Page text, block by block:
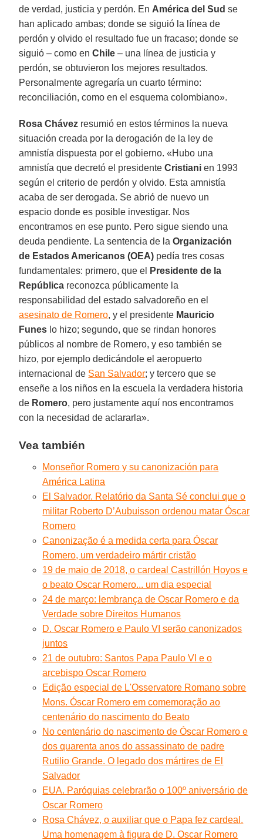
de verdad, justicia y perdón. En América del Sud se
han aplicado ambas; donde se siguió la línea de
perdón y olvido el resultado fue un fracaso; donde se
siguió – como enChile – una línea de justicia y
perdón, se obtuvieron los mejores resultados.
Personalmente agregaría un cuarto término:
reconciliación, como en el esquema colombiano».
Rosa Chávez resumió en estos términos la nueva
situación creada por la derogación de la ley de
amnistía dispuesta por el gobierno. «Hubo una
amnistía que decretó el presidenteCristiani en 1993
según el criterio de perdón y olvido. Esta amnistía
acaba de ser derogada. Se abrió de nuevo un
espacio donde es posible investigar. Nos
encontramos en ese punto. Pero sigue siendo una
deuda pendiente. La sentencia de laOrganización
de Estados Americanos (OEA) pedía tres cosas
fundamentales: primero, que el
Presidente de la
República reconozca públicamente la
responsabilidad del estado salvadoreño en el
asesinato de Romero, y el presidente Mauricio
Funes lo hizo; segundo, que se rindan honores
públicos al nombre de Romero, y eso también se
hizo, por ejemplo dedicándole el aeropuerto
internacional de San Salvador; y tercero que se
enseñe a los niños en la escuela la verdadera historia
de Romero, pero justamente aquí nos encontramos
con la necesidad de aclararla».
Vea también
Monseñor Romero y su canonización para
América Latina
El Salvador. Relatório da Santa Sé conclui que o
militar Roberto D’Aubuisson ordenou matar Óscar
Romero
Canonização é a medida certa para Óscar
Romero, um verdadeiro mártir cristão
19 de maio de 2018, o cardeal Castrillón Hoyos e
o beato Oscar Romero... um dia especial
24 de março: lembrança de Oscar Romero e da
Verdade sobre Direitos Humanos
D. Oscar Romero e Paulo VI serão canonizados
juntos
21 de outubro: Santos Papa Paulo VI e o
arcebispo Oscar Romero
Edição especial de L'Osservatore Romano sobre
Mons. Óscar Romero em comemoração ao
centenário do nascimento do Beato
No centenário do nascimento de Óscar Romero e
dos quarenta anos do assassinato de padre
Rutilio Grande. O legado dos mártires de El
Salvador
EUA. Paróquias celebrarão o 100º aniversário de
Oscar Romero
Rosa Chávez, o auxiliar que o Papa fez cardeal.
Uma homenagem à figura de D. Oscar Romero